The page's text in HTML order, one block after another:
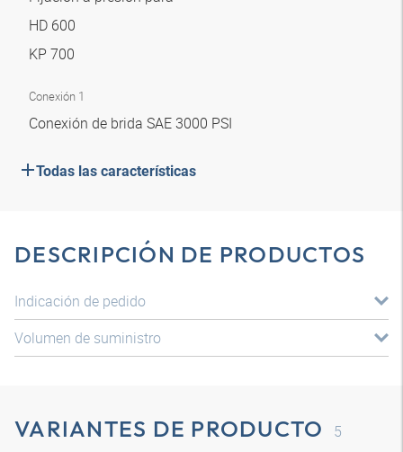
HD 600
KP 700
Conexión 1
Conexión de brida SAE 3000 PSI
Todas las características
DESCRIPCIÓN DE PRODUCTOS
Indicación de pedido
Volumen de suministro
VARIANTES DE PRODUCTO
5